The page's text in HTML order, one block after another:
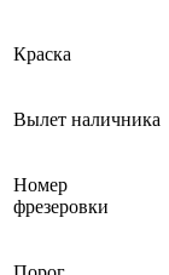
Краска
Вылет наличника
Номер
фрезеровки